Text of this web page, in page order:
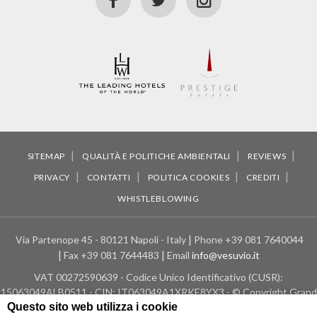
Questo sito web utilizza i cookie
SITEMAP QUALITÀ E POLITICHE AMBIENTALI
REVIEWS
PRIVACY
CONTATTI POLITICA COOKIES
CREDITI
WHISTLEBLOWING
Via Partenope 45 - 80121 Napoli - Italy Phone +39 081 7640044
Fax+39 081 7644483 Email info@vesuvio.it
VAT 00272590639 - Codice Unico Identificativo (CUSR):
15063049ALB0511 - CIN: IT063049A1XRKE8YX3 - © Copyright Grand
Hotel Vesuvio - 2026